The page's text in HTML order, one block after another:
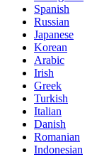
Spanish
Russian
Japanese
Korean
Arabic
Irish
Greek
Turkish
Italian
Danish
Romanian
Indonesian